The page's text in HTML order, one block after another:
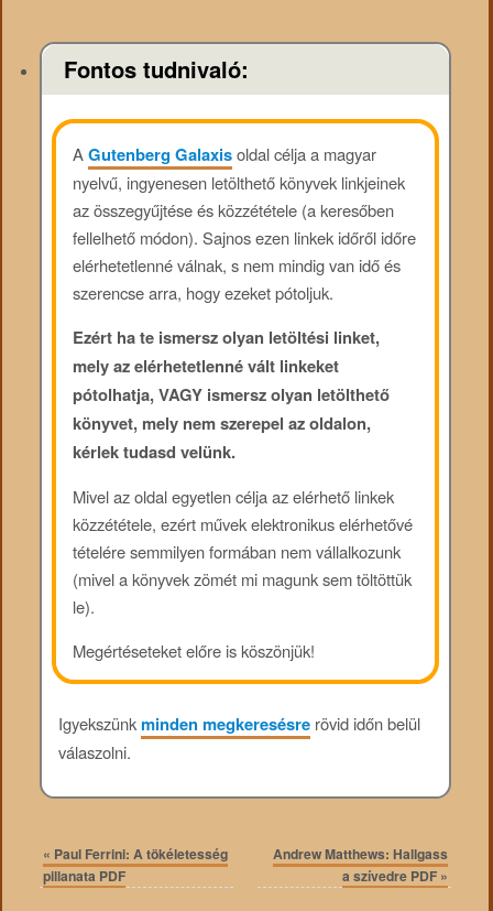
Fontos tudnivaló:
AGutenberg Galaxisoldal célja a magyar
nyelvű, ingyenesen letölthető könyvek linkjeinek
az összegyűjtése és közzététele (a keresőben
fellelhető módon). Sajnos ezen linkek időről időre
elérhetetlenné válnak, s nem mindig van idő és
szerencse arra, hogy ezeket pótoljuk.
Ezért ha te ismersz olyan letöltési linket,
mely az elérhetetlenné vált linkeket
pótolhatja, VAGY ismersz olyan letölthető
könyvet, mely nem szerepel az oldalon,
kérlek tudasd velünk.
Mivel az oldal egyetlen célja az elérhető linkek
közzététele, ezért művek elektronikus elérhetővé
tételére semmilyen formában nem vállalkozunk
(mivel a könyvek zömét mi magunk sem töltöttük
le).
Megértéseteket előre is köszönjük!
Igyekszünkminden megkeresésrerövid időn belül
válaszolni.
« Paul Ferrini: A tökéletesség
pillanata PDF
Andrew Matthews: Hallgass
a szívedre PDF »